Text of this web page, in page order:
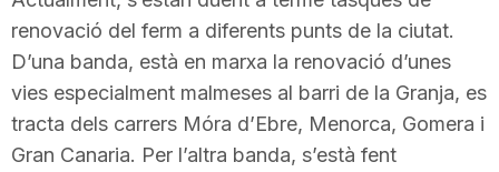
a
r
renovació del ferm a diferents punts de la ciutat.
D’una banda, està en marxa la renovació d’unes
vies especialment malmeses al barri de la Granja, es
tracta dels carrers Móra d’Ebre, Menorca, Gomera i
Gran Canaria. Per l’altra banda, s’està fent